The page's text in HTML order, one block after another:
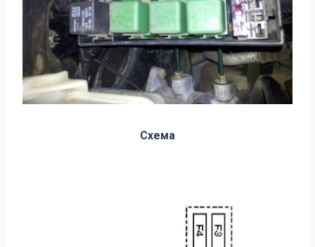
Схема